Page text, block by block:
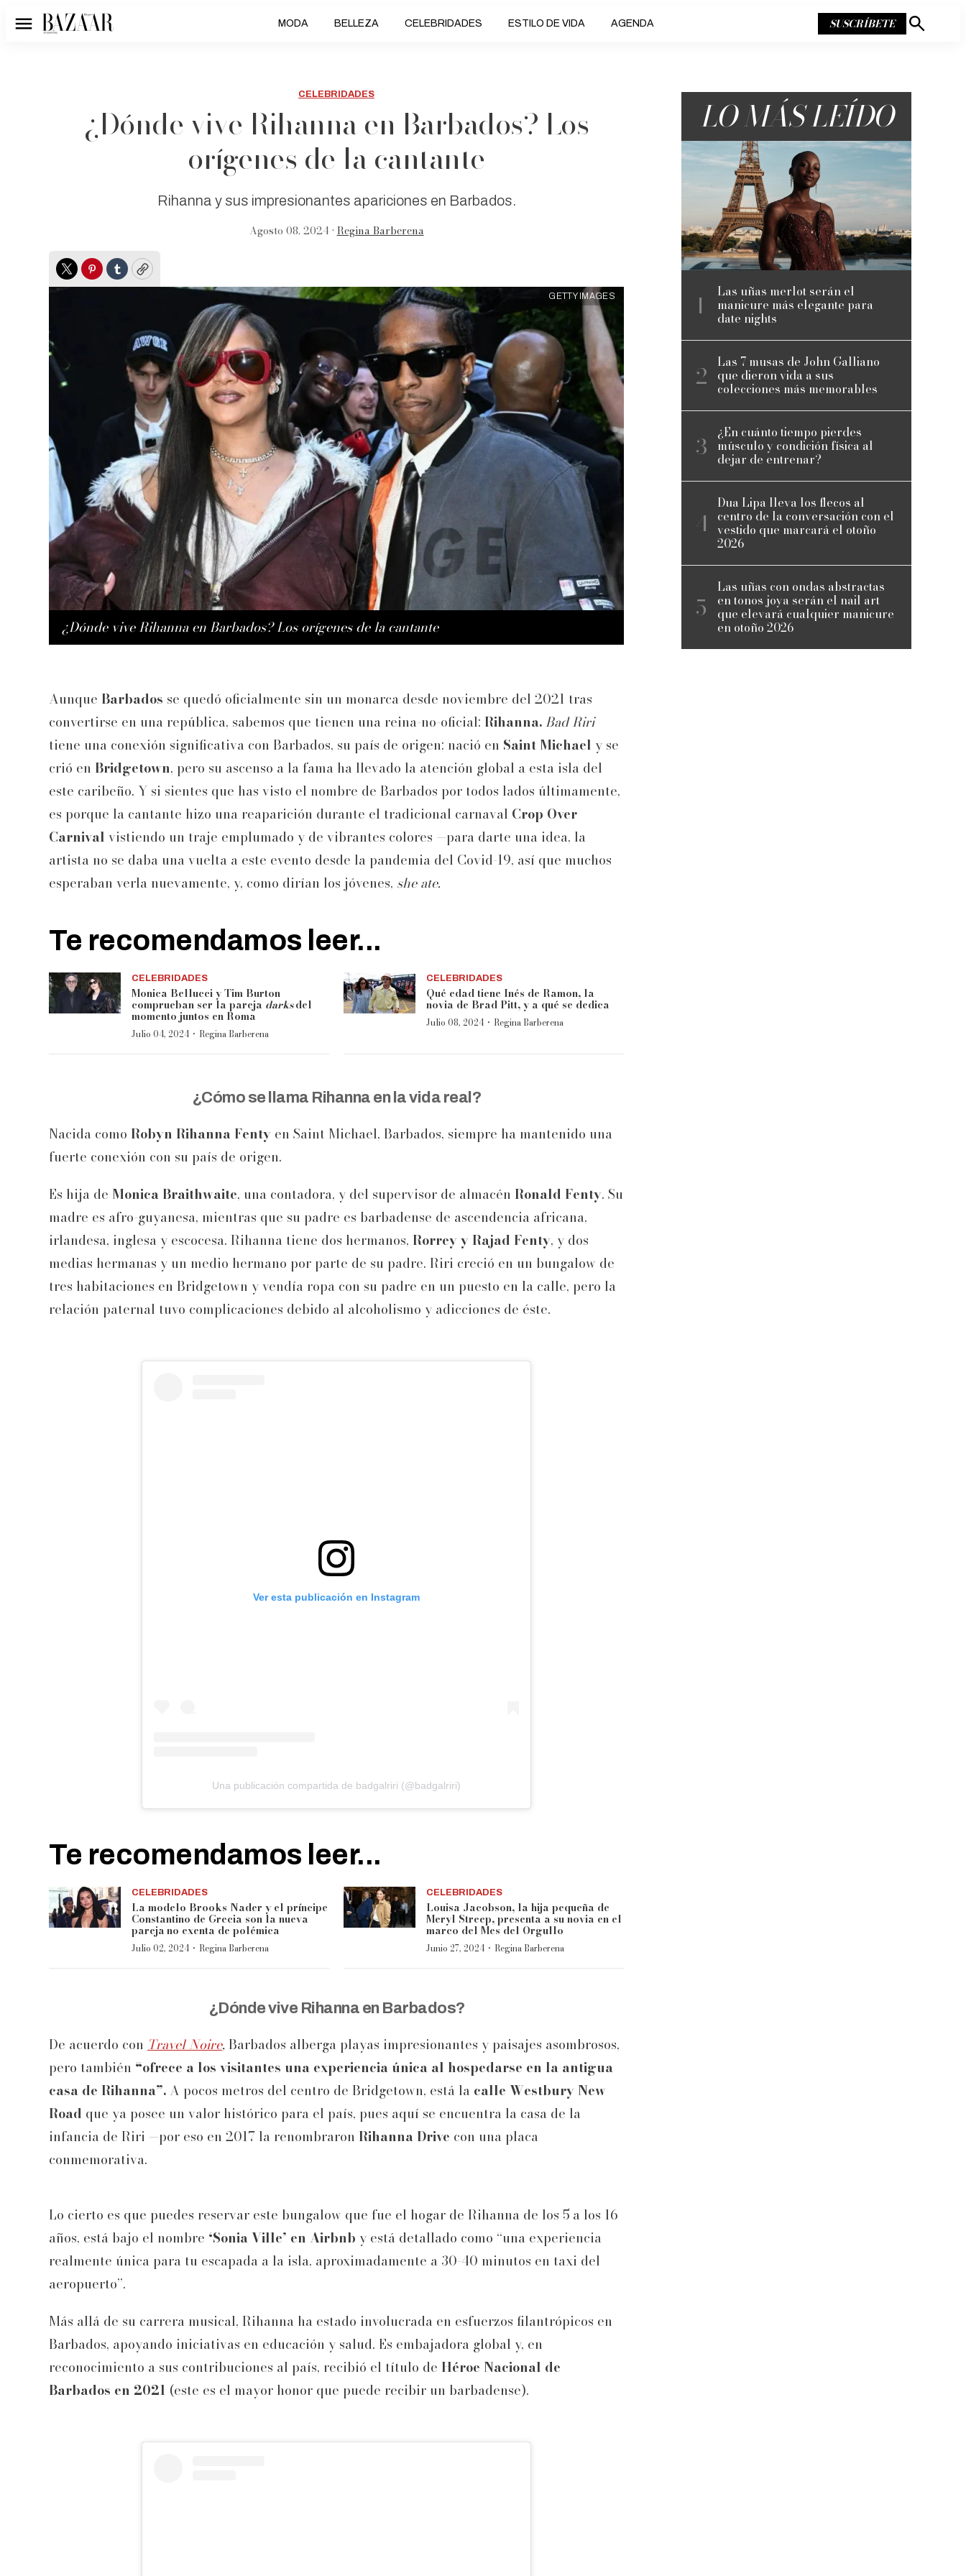
Menú MODA BELLEZA CELEBRIDADES ESTILO DE VIDA AGENDA SUSCRÍBETE
Mostrar
CELEBRIDADES
¿Dónde vive Rihanna en Barbados? Los
orígenes de la cantante
Rihanna y sus impresionantes apariciones en Barbados.
Agosto 08, 2024 • Regina Barberena
TwitterPinterest
TumblrCopy
¿Dónde vive Rihanna en Barbados? Los orígenes de la cantante
GETTY IMAGES
Aunque Barbados se quedó oficialmente sin un monarca desde noviembre del 2021 tras
convertirse en una república, sabemos que tienen una reina-no-oficial: Rihanna. Bad Riri
tiene una conexión significativa con Barbados, su país de origen; nació en Saint Michael y se
crió en Bridgetown, pero su ascenso a la fama ha llevado la atención global a esta isla del
este caribeño. Y si sientes que has visto el nombre de Barbados por todos lados últimamente,
es porque la cantante hizo una reaparición durante el tradicional carnaval Crop Over
Carnival vistiendo un traje emplumado y de vibrantes colores —para darte una idea, la
artista no se daba una vuelta a este evento desde la pandemia del Covid-19, así que muchos
esperaban verla nuevamente, y, como dirían los jóvenes, she ate.
Te recomendamos leer...
CELEBRIDADES
Monica Bellucci y Tim Burton
comprueban ser la pareja darksdel
momento juntos en Roma
Julio 04, 2024 · Regina Barberena
CELEBRIDADES
Qué edad tiene Inés de Ramon, la
novia de Brad Pitt, y a qué se dedica
Julio 08, 2024 · Regina Barberena
¿Cómo se llama Rihanna en la vida real?
Nacida como Robyn Rihanna Fenty en Saint Michael, Barbados, siempre ha mantenido una
fuerte conexión con su país de origen.
Es hija de Monica Braithwaite, una contadora, y del supervisor de almacén Ronald Fenty. Su
madre es afro-guyanesa, mientras que su padre es barbadense de ascendencia africana,
irlandesa, inglesa y escocesa. Rihanna tiene dos hermanos, Rorrey y Rajad Fenty, y dos
medias hermanas y un medio hermano por parte de su padre. Riri creció en un bungalow de
tres habitaciones en Bridgetown y vendía ropa con su padre en un puesto en la calle, pero la
relación paternal tuvo complicaciones debido al alcoholismo y adicciones de éste.
Ver esta publicación en Instagram
Una publicación compartida de badgalriri (@badgalriri)
Te recomendamos leer...
CELEBRIDADES
La modelo Brooks Nader y el príncipe
Constantino de Grecia son la nueva
parejano exenta de polémica
Julio 02, 2024 · Regina Barberena
CELEBRIDADES
Louisa Jacobson, la hija pequeña de
Meryl Streep, presenta a su novia en el
marco del Mes del Orgullo
Junio 27, 2024 · Regina Barberena
¿Dónde vive Rihanna en Barbados?
De acuerdo con Travel Noire,Barbados alberga playas impresionantes y paisajes asombrosos,
pero también “ofrece a los visitantes una experiencia única al hospedarse en la antigua
casa de Rihanna”.A pocos metros del centro de Bridgetown, está la calle Westbury New
Road que ya posee un valor histórico para el país, pues aquí se encuentra la casa de la
infancia de Riri —por eso en 2017 la renombraron Rihanna Drive con una placa
conmemorativa.
Lo cierto es que puedes reservar este bungalow que fue el hogar de Rihanna de los 5 a los 16
años, está bajo el nombre ‘Sonia Ville’ en Airbnb y está detallado como “una experiencia
realmente única para tu escapada a la isla, aproximadamente a 30-40 minutos en taxi del
aeropuerto”.
Más allá de su carrera musical, Rihanna ha estado involucrada en esfuerzos filantrópicos en
Barbados, apoyando iniciativas en educación y salud. Es embajadora global y, en
reconocimiento a sus contribuciones al país, recibió el título de Héroe Nacional de
Barbados en 2021 (este es el mayor honor que puede recibir un barbadense).
LO MÁS LEÍDO
Las uñas merlot serán el
manicure más elegante para
date nights
Las 7 musas de John Galliano
que dieron vida a sus
colecciones más memorables
¿En cuánto tiempo pierdes
músculo y condición física al
dejar de entrenar?
Dua Lipa lleva los flecos al
centro de la conversación con el
vestido que marcará el otoño
2026
Las uñas con ondas abstractas
en tonos joya serán el nail art
que elevará cualquier manicure
en otoño 2026